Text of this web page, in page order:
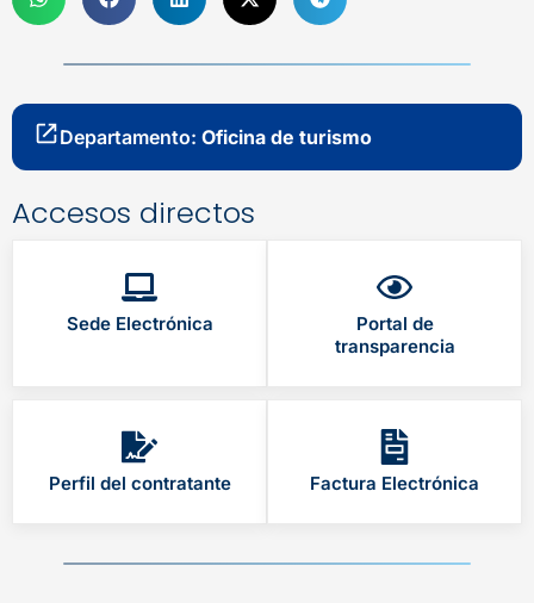
Departamento: Oficina de turismo
Accesos directos
Sede Electrónica
Portal de
transparencia
Perfil del contratante Factura Electrónica